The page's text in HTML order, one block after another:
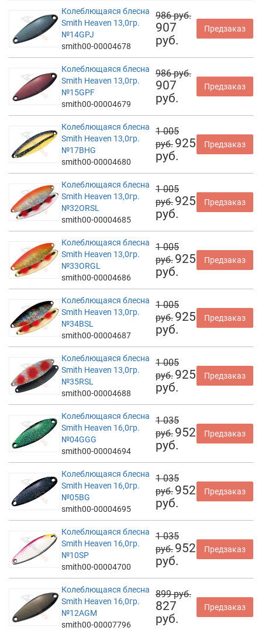
Колеблющаяся блесна
Smith Heaven 13,0гр.
№14GPJ
smith00-00004678
986 руб.
907
руб.
Предзаказ
Колеблющаяся блесна
Smith Heaven 13,0гр.
№15GPF
smith00-00004679
986 руб.
907
руб.
Предзаказ
Колеблющаяся блесна
Smith Heaven 13,0гр.
№17BHG
smith00-00004680
1 005
руб. 925
руб.
Предзаказ
Колеблющаяся блесна
Smith Heaven 13,0гр.
№32ORSL
smith00-00004685
1 005
руб. 925
руб.
Предзаказ
Колеблющаяся блесна
Smith Heaven 13,0гр.
№33ORGL
smith00-00004686
1 005
руб. 925
руб.
Предзаказ
Колеблющаяся блесна
Smith Heaven 13,0гр.
№34BSL
smith00-00004687
1 005
руб. 925
руб.
Предзаказ
Колеблющаяся блесна
Smith Heaven 13,0гр.
№35RSL
smith00-00004688
1 005
руб. 925
руб.
Предзаказ
Колеблющаяся блесна
Smith Heaven 16,0гр.
№04GGG
smith00-00004694
1 035
руб. 952
руб.
Предзаказ
Колеблющаяся блесна
Smith Heaven 16,0гр.
№05BG
smith00-00004695
1 035
руб. 952
руб.
Предзаказ
Колеблющаяся блесна
Smith Heaven 16,0гр.
№10SP
smith00-00004700
1 035
руб. 952
руб.
Предзаказ
Колеблющаяся блесна
Smith Heaven 16,0гр.
№12AGM
smith00-00007796
899 руб.
827
руб.
Предзаказ